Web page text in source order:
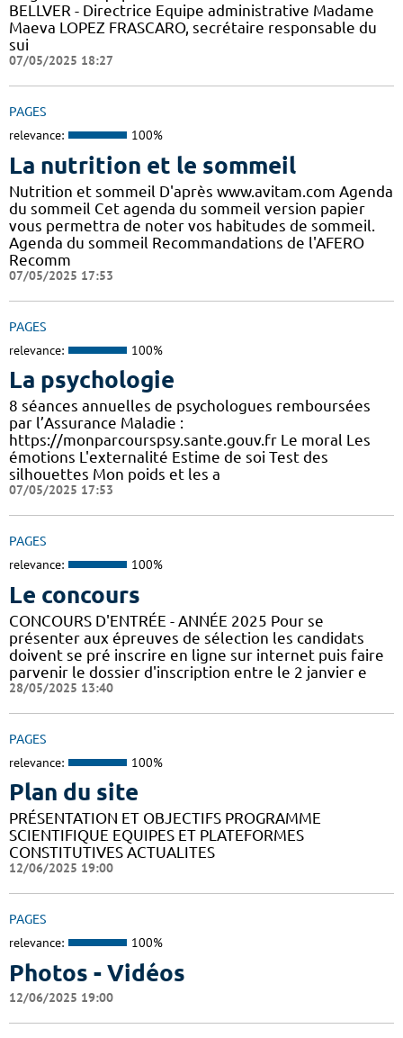
BELLVER - Directrice Equipe administrative Madame
Maeva LOPEZ FRASCARO, secrétaire responsable du
sui
07/05/2025 18:27
PAGES
relevance: 100%
La nutrition et le sommeil
Nutrition et sommeil D'après www.avitam.com Agenda
du sommeil Cet agenda du sommeil version papier
vous permettra de noter vos habitudes de sommeil.
Agenda du sommeil Recommandations de l'AFERO
Recomm
07/05/2025 17:53
PAGES
relevance: 100%
La psychologie
8 séances annuelles de psychologues remboursées
par l’Assurance Maladie :
https://monparcourspsy.sante.gouv.fr Le moral Les
émotions L'externalité Estime de soi Test des
silhouettes Mon poids et les a
07/05/2025 17:53
PAGES
relevance: 100%
Le concours
CONCOURS D'ENTRÉE - ANNÉE 2025 Pour se
présenter aux épreuves de sélection les candidats
doivent se pré inscrire en ligne sur internet puis faire
parvenir le dossier d'inscription entre le 2 janvier e
28/05/2025 13:40
PAGES
relevance: 100%
Plan du site
PRÉSENTATION ET OBJECTIFS PROGRAMME
SCIENTIFIQUE EQUIPES ET PLATEFORMES
CONSTITUTIVES ACTUALITES
12/06/2025 19:00
PAGES
relevance: 100%
Photos - Vidéos
12/06/2025 19:00